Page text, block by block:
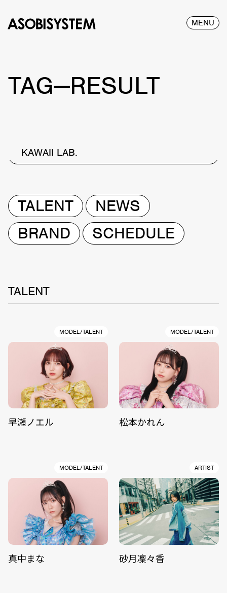
MENU
TAG—RESULT
KAWAII LAB.
TALENT
NEWS
BRAND
SCHEDULE
TALENT
MODEL/TALENT
早瀬ノエル
MODEL/TALENT
松本かれん
MODEL/TALENT
真中まな
ARTIST
砂月凜々香